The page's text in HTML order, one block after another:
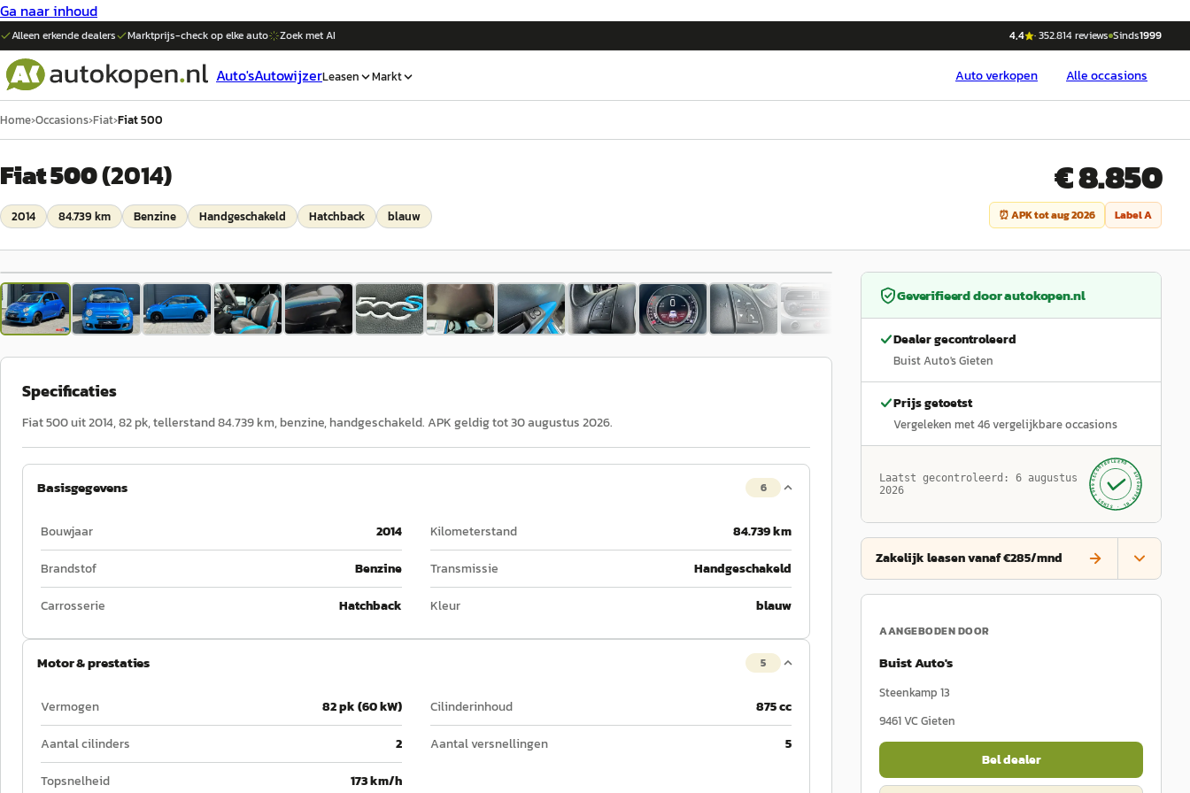
Ga naar inhoud
Alleen erkende dealers Marktprijs-check op elkeauto Zoek met AI 4,4 ·352.814reviews Sinds1999
Auto'sAutowijzerLeasen Markt Autoverkopen Alle occasions
Home›Occasions›Fiat›Fiat 500
Fiat 500(2014) € 8.850
⏰ APK totaug 2026 LabelA
2014 84.739 km Benzine Handgeschakeld Hatchback blauw
1/26
Specificaties
Fiat 500 uit 2014, 82 pk, tellerstand 84.739 km, benzine, handgeschakeld. APK geldig tot 30 augustus 2026.
Basisgegevens 6
Bouwjaar 2014 Kilometerstand
84.739 km
Brandstof
Benzine Transmissie
Handgeschakeld
Carrosserie
Hatchback Kleur blauw
Motor & prestaties 5
Vermogen 82 pk (60 kW) Cilinderinhoud
875 cc
Aantal cilinders
2 Aantal versnellingen
5
Topsnelheid
173 km/h
Geverifieerd doorautokopen.nl
Dealer gecontroleerd
Buist Auto's Gieten
Prijs getoetst
Vergeleken met46vergelijkbare occasions
Laatst gecontroleerd: 6 augustus
2026
GECONTROLEERD ·
AUTOKOPEN.NL
· SINDS 1999 ·
Zakelijk leasen vanaf €285/mnd
AANGEBODEN DOOR
Buist Auto's
Steenkamp 13
9461 VC Gieten
Bel dealer